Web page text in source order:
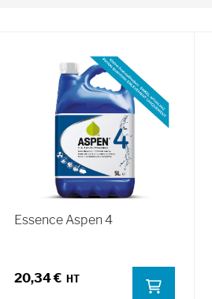
Essence Aspen 4
20,34 €